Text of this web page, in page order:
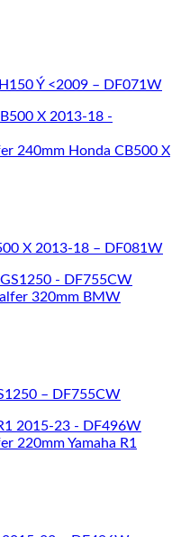
Ý <2009 – DF071W
X 2013-18 – DF081W
– DF755CW